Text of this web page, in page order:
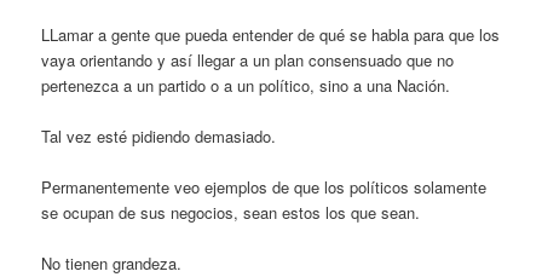
LLamar a gente que pueda entender de qué se habla para que los
vaya orientando y así llegar a un plan consensuado que no
pertenezca a un partido o a un político, sino a una Nación.
Tal vez esté pidiendo demasiado.
Permanentemente veo ejemplos de que los políticos solamente
se ocupan de sus negocios, sean estos los que sean.
No tienen grandeza.